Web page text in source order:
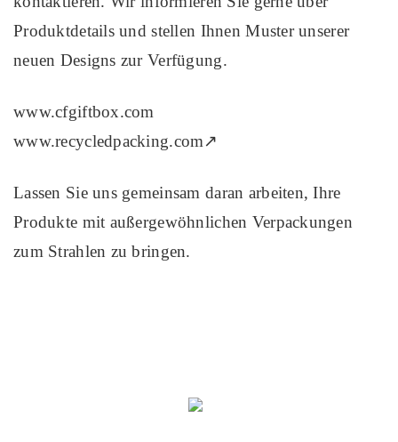
Produktdetails und stellen Ihnen Muster unserer
neuen Designs zur Verfügung.
www.cfgiftbox.com
www.recycledpacking.com↗
Lassen Sie uns gemeinsam daran arbeiten, Ihre
Produkte mit außergewöhnlichen Verpackungen
zum Strahlen zu bringen.